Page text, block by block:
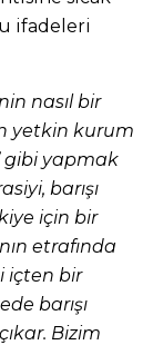
ifadeleri
nasıl bir
yetkin kurum
gibi yapmak
barışı
için bir
etrafında
içten bir
barışı
Bizim